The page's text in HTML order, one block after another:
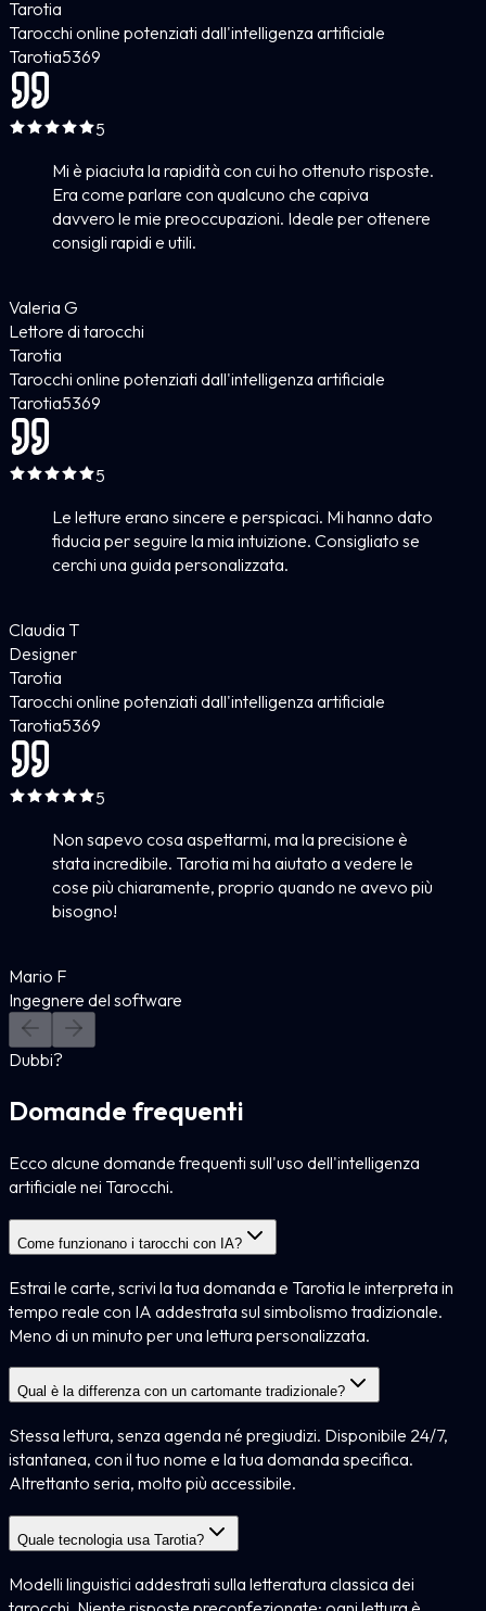
Tarotia
Tarocchi online potenziati dall'intelligenza artificiale
Tarotia5369
5
Mi è piaciuta la rapidità con cui ho ottenuto risposte.
Era come parlare con qualcuno che capiva
davvero le mie preoccupazioni. Ideale per ottenere
consigli rapidi e utili.
Valeria G
Lettore di tarocchi
Tarotia
Tarocchi online potenziati dall'intelligenza artificiale
Tarotia5369
5
Le letture erano sincere e perspicaci. Mi hanno dato
fiducia per seguire la mia intuizione. Consigliato se
cerchi una guida personalizzata.
Claudia T
Designer
Tarotia
Tarocchi online potenziati dall'intelligenza artificiale
Tarotia5369
5
Non sapevo cosa aspettarmi, ma la precisione è
stata incredibile. Tarotia mi ha aiutato a vedere le
cose più chiaramente, proprio quando ne avevo più
bisogno!
Mario F
Ingegnere del software
Dubbi?
Domande frequenti
Ecco alcune domande frequenti sull'uso dell'intelligenza
artificiale nei Tarocchi.
Come funzionano i tarocchi con IA?
Estrai le carte, scrivi la tua domanda e Tarotia le interpreta in
tempo reale con IA addestrata sul simbolismo tradizionale.
Meno di un minuto per una lettura personalizzata.
Qual è la differenza con un cartomante tradizionale?
Stessa lettura, senza agenda né pregiudizi. Disponibile 24/7,
istantanea, con il tuo nome e la tua domanda specifica.
Altrettanto seria, molto più accessibile.
Quale tecnologia usa Tarotia?
Modelli linguistici addestrati sulla letteratura classica dei